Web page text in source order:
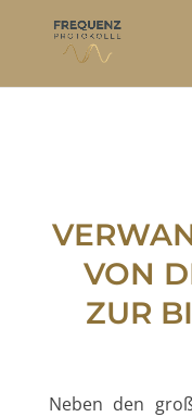
VON
ZUR
Neben den